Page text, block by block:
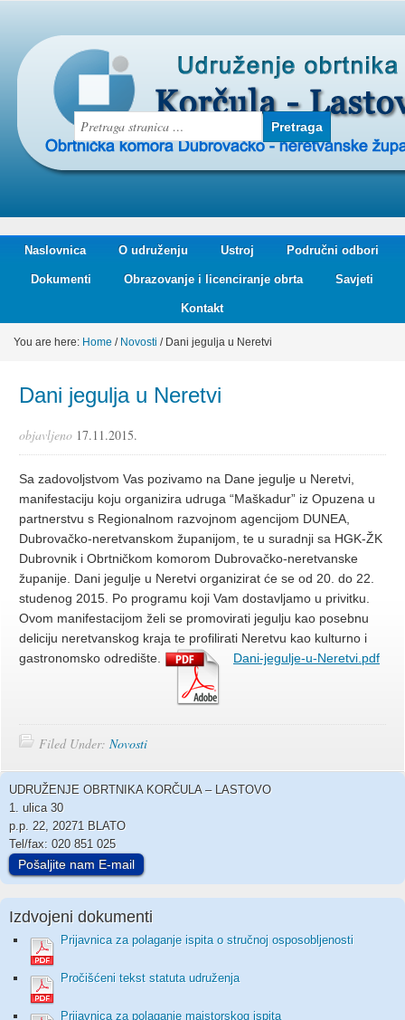
Naslovnica O udruženju Ustroj Područni odbori
Dokumenti Obrazovanje i licenciranje obrta Savjeti
Kontakt
You are here: Home / Novosti /Dani jegulja u Neretvi
Dani jegulja u Neretvi
objavljeno 17.11.2015.
Sa zadovoljstvom Vas pozivamo na Dane jegulje u Neretvi,
manifestaciju koju organizira udruga “Maškadur” iz Opuzena u
partnerstvu s Regionalnom razvojnom agencijom DUNEA,
Dubrovačko-neretvanskom županijom, te u suradnji sa HGK-ŽK
Dubrovnik i Obrtničkom komorom Dubrovačko-neretvanske
županije. Dani jegulje u Neretvi organizirat će se od 20. do 22.
studenog 2015. Po programu koji Vam dostavljamo u privitku.
Ovom manifestacijom želi se promovirati jegulju kao posebnu
deliciju neretvanskog kraja te profilirati Neretvu kao kulturno i
gastronomsko odredište.
Dani-jegulje-u-Neretvi.pdf
Filed Under: Novosti
UDRUŽENJE OBRTNIKA KORČULA – LASTOVO
1. ulica 30
p.p. 22, 20271 BLATO
Tel/fax: 020 851 025
Pošaljite nam E-mail
Izdvojeni dokumenti
Prijavnica za polaganje ispita o stručnoj osposobljenosti
Pročišćeni tekst statuta udruženja
Prijavnica za polaganje majstorskog ispita